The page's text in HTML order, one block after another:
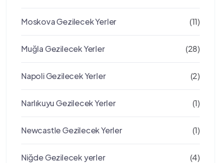
Moskova Gezilecek Yerler (11)
Muğla Gezilecek Yerler (28)
Napoli Gezilecek Yerler (2)
Narlıkuyu Gezilecek Yerler (1)
Newcastle Gezilecek Yerler (1)
Niğde Gezilecek yerler (4)